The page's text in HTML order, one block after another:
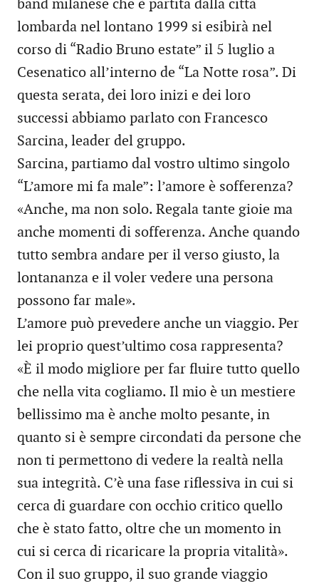
band milanese che è partita dalla città
lombarda nel lontano 1999 si esibirà nel
corso di “Radio Bruno estate” il 5 luglio a
Cesenatico all’interno de “La Notte rosa”. Di
questa serata, dei loro inizi e dei loro
successi abbiamo parlato con Francesco
Sarcina, leader del gruppo.
Sarcina, partiamo dal vostro ultimo singolo
“L’amore mi fa male”: l’amore è sofferenza?
«Anche, ma non solo. Regala tante gioie ma
anche momenti di sofferenza. Anche quando
tutto sembra andare per il verso giusto, la
lontananza e il voler vedere una persona
possono far male».
L’amore può prevedere anche un viaggio. Per
lei proprio quest’ultimo cosa rappresenta?
«È il modo migliore per far fluire tutto quello
che nella vita cogliamo. Il mio è un mestiere
bellissimo ma è anche molto pesante, in
quanto si è sempre circondati da persone che
non ti permettono di vedere la realtà nella
sua integrità. C’è una fase riflessiva in cui si
cerca di guardare con occhio critico quello
che è stato fatto, oltre che un momento in
cui si cerca di ricaricare la propria vitalità».
Con il suo gruppo, il suo grande viaggio